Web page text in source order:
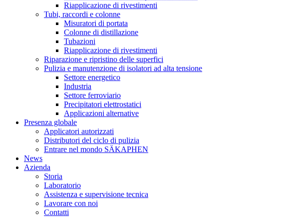
Riapplicazione di rivestimenti
Tubi, raccordi e colonne
Misuratori di portata
Colonne di distillazione
Tubazioni
Riapplicazione di rivestimenti
Riparazione e ripristino delle superfici
Pulizia e manutenzione di isolatori ad alta tensione
Settore energetico
Industria
Settore ferroviario
Precipitatori elettrostatici
Applicazioni alternative
Presenza globale
Applicatori autorizzati
Distributori del ciclo di pulizia
Entrare nel mondo SÄKAPHEN
News
Azienda
Storia
Laboratorio
Assistenza e supervisione tecnica
Lavorare con noi
Contatti